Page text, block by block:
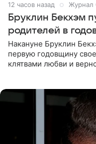
12 часов назад Журнал
Бруклин Бекхэм
родителей в
Накануне Бруклин
первую годовщину
клятвами любви и